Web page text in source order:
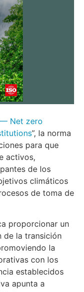
Net zero
”, la norma
para que
activos,
de los
climáticos
de toma de
proporcionar un
de la transición
la
con los
establecidos
apunta a